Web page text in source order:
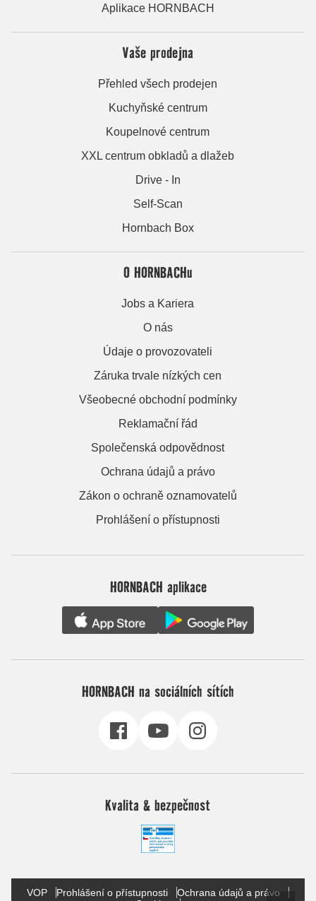
Aplikace HORNBACH
Vaše prodejna
Přehled všech prodejen
Kuchyňské centrum
Koupelnové centrum
XXL centrum obkladů a dlažeb
Drive - In
Self-Scan
Hornbach Box
O HORNBACHu
Jobs a Kariera
O nás
Údaje o provozovateli
Záruka trvale nízkých cen
Všeobecné obchodní podmínky
Reklamační řád
Společenská odpovědnost
Ochrana údajů a právo
Zákon o ochraně oznamovatelů
Prohlášení o přístupnosti
HORNBACH aplikace
HORNBACH na sociálních sítích
Kvalita & bezpečnost
VOP Prohlášení o přístupnosti
Ochrana údajů a právo